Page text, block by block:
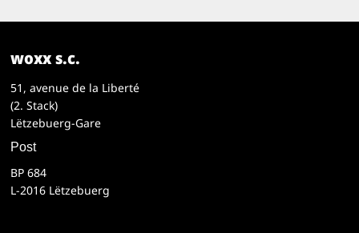
woxx s.c.
51, avenue de la Liberté
(2. Stack)
Lëtzebuerg-Gare
Post
BP 684
L-2016 Lëtzebuerg